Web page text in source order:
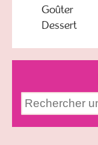
Goûter
Dessert